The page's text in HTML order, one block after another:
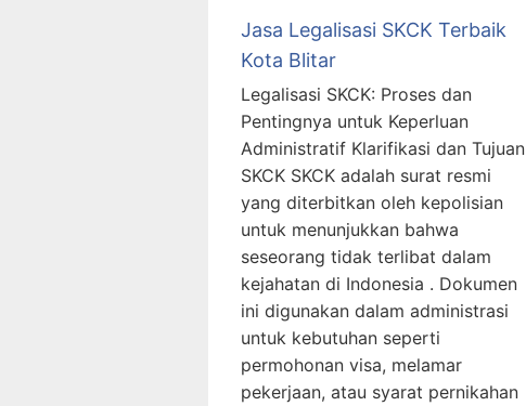
Jasa Legalisasi SKCK Terbaik
Kota Blitar
Legalisasi SKCK: Proses dan
Pentingnya untuk Keperluan
Administratif Klarifikasi dan Tujuan
SKCK SKCK adalah surat resmi
yang diterbitkan oleh kepolisian
untuk menunjukkan bahwa
seseorang tidak terlibat dalam
kejahatan di Indonesia . Dokumen
ini digunakan dalam administrasi
untuk kebutuhan seperti
permohonan visa, melamar
pekerjaan, atau syarat pernikahan